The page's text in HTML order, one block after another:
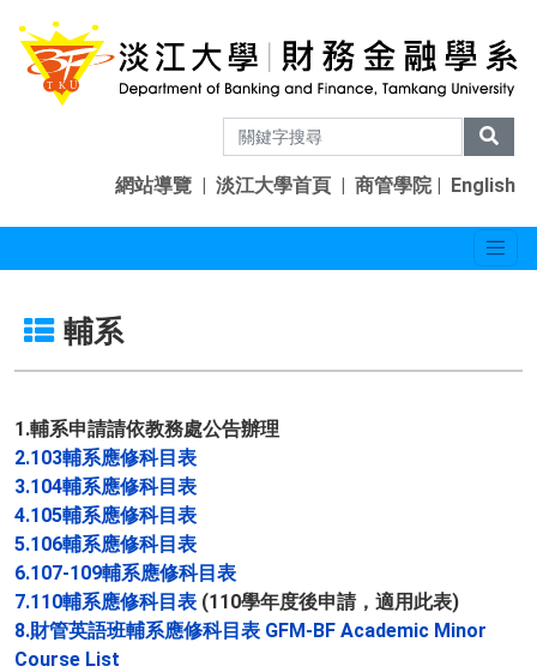
網站導覽 | 淡江大學首頁 | 商管學院| English
輔系
1.輔系申請請依教務處公告辦理
2.103輔系應修科目表
3.104輔系應修科目表
4.105輔系應修科目表
5.106輔系應修科目表
6.107-109輔系應修科目表
7.110輔系應修科目表 (110學年度後申請，適用此表)
8.財管英語班輔系應修科目表 GFM-BF Academic Minor
Course List